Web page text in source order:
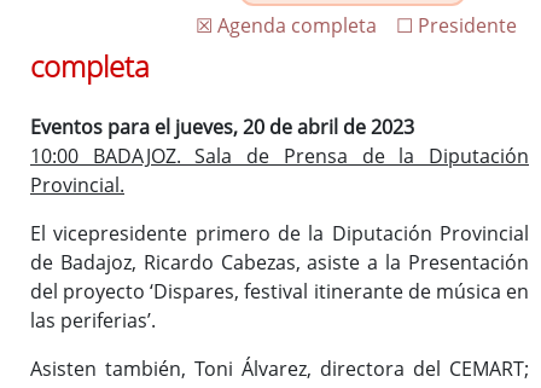
☐ Presidente
☒ Agenda completa
completa
Eventos para el jueves, 20 de abril de 2023
10:00 BADAJOZ. Sala de Prensa de la Diputación
Provincial.
El vicepresidente primero de la Diputación Provincial
de Badajoz, Ricardo Cabezas, asiste a la Presentación
del proyecto ‘Dispares, festival itinerante de música en
las periferias’.
Asisten también, Toni Álvarez, directora del CEMART;